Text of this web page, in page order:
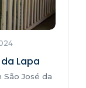
Lapa
São José da